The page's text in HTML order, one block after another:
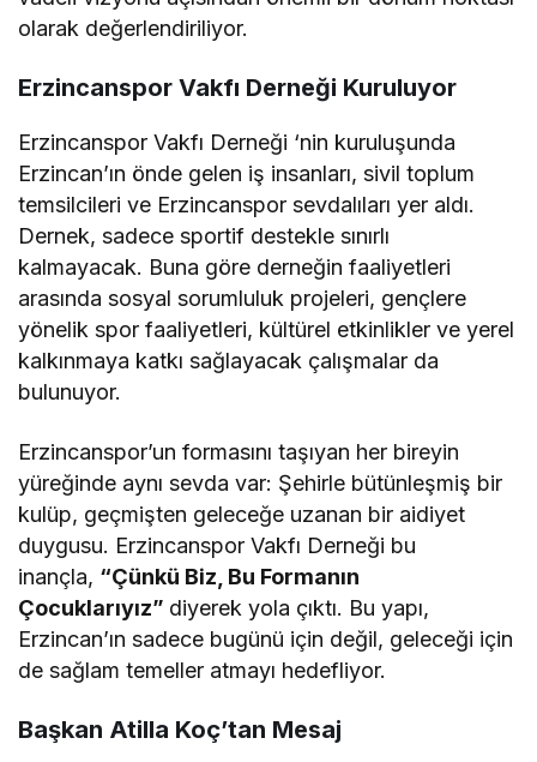
olarak değerlendiriliyor.
Erzincanspor Vakfı Derneği Kuruluyor
Erzincanspor Vakfı Derneği ‘nin kuruluşunda
Erzincan’ın önde gelen iş insanları, sivil toplum
temsilcileri ve Erzincanspor sevdalıları yer aldı.
Dernek, sadece sportif destekle sınırlı
kalmayacak. Buna göre derneğin faaliyetleri
arasında sosyal sorumluluk projeleri, gençlere
yönelik spor faaliyetleri, kültürel etkinlikler ve yerel
kalkınmaya katkı sağlayacak çalışmalar da
bulunuyor.
Erzincanspor’un formasını taşıyan her bireyin
yüreğinde aynı sevda var: Şehirle bütünleşmiş bir
kulüp, geçmişten geleceğe uzanan bir aidiyet
duygusu. Erzincanspor Vakfı Derneği bu
inançla, “Çünkü Biz, Bu Formanın
Çocuklarıyız” diyerek yola çıktı. Bu yapı,
Erzincan’ın sadece bugünü için değil, geleceği için
de sağlam temeller atmayı hedefliyor.
Başkan Atilla Koç’tan Mesaj